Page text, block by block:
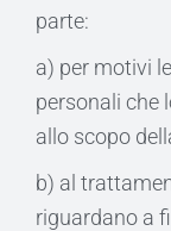
parte:
a) per motivi
personali che
allo scopo
b) al
riguardano a